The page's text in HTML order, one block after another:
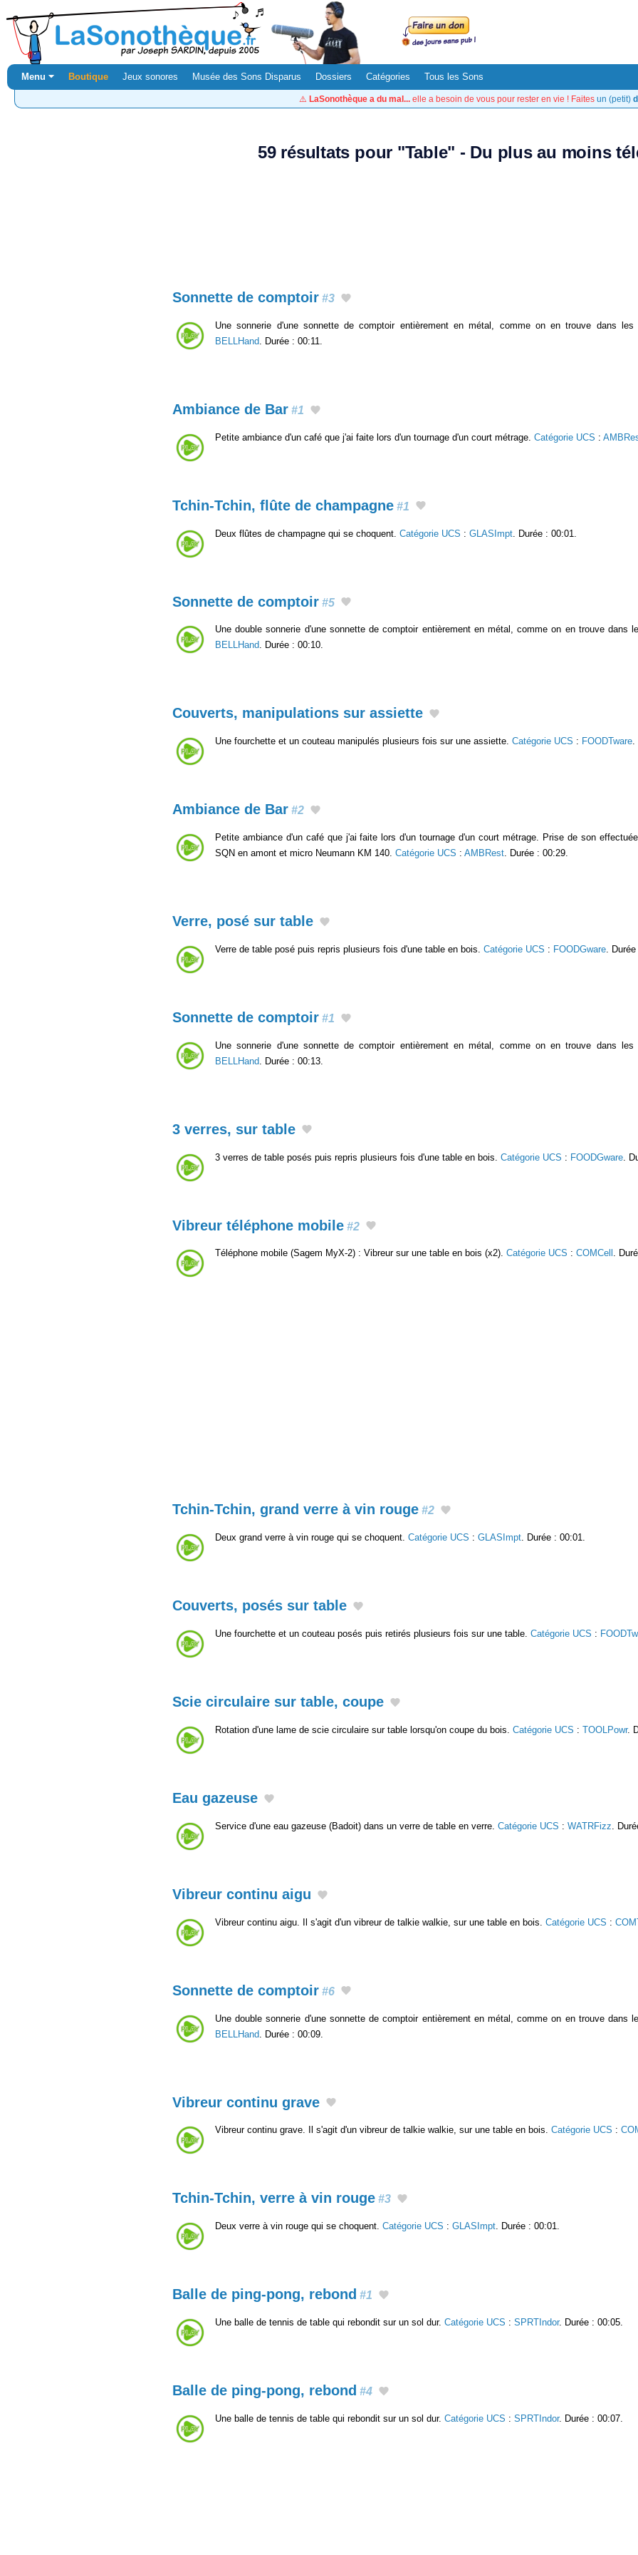
Menu ⏷ Boutique Jeux sonores Musée des Sons Disparus Dossiers Catégories Tous les Sons
⚠️ LaSonothèque a du mal... elle a besoin de vous pour rester en vie ! Faites un (petit)
59 résultats pour "Table" - Du plus au moins
Sonnette de comptoir #3
Une sonnerie d'une sonnette de comptoir entièrement en métal, comme on en trouve dans
BELLHand . Durée : 00:11.
Ambiance de Bar #1
Petite ambiance d'un café que j'ai faite lors d'un tournage d'un court métrage. Catégorie UCS :
Tchin-Tchin, flûte de champagne #1
Deux flûtes de champagne qui se choquent. Catégorie UCS : GLASImpt . Durée : 00:01.
Sonnette de comptoir #5
Une double sonnerie d'une sonnette de comptoir entièrement en métal, comme on en trouve dans
BELLHand. Durée : 00:10.
Couverts, manipulations sur assiette
Une fourchette et un couteau manipulés plusieurs fois sur une assiette. Catégorie UCS : FOODTware.
Ambiance de Bar #2
Petite ambiance d'un café que j'ai faite lors d'un tournage d'un court métrage. Prise de son
SQN en amont et micro Neumann KM 140. Catégorie UCS : AMBRest. Durée : 00:29.
Verre, posé sur table
Verre de table posé puis repris plusieurs fois d'une table en bois. Catégorie UCS : FOODGware .
Sonnette de comptoir #1
Une sonnerie d'une sonnette de comptoir entièrement en métal, comme on en trouve dans
BELLHand . Durée : 00:13.
3 verres, sur table
3 verres de table posés puis repris plusieurs fois d'une table en bois. Catégorie UCS : FOODGware .
Vibreur téléphone mobile #2
Téléphone mobile (Sagem MyX-2) : Vibreur sur une table en bois (x2). Catégorie UCS : COMCell .
Tchin-Tchin, grand verre à vin rouge #2
Deux grand verre à vin rouge qui se choquent. Catégorie UCS : GLASImpt. Durée : 00:01.
Couverts, posés sur table
Une fourchette et un couteau posés puis retirés plusieurs fois sur une table. Catégorie UCS :
Scie circulaire sur table, coupe
Rotation d'une lame de scie circulaire sur table lorsqu'on coupe du bois. Catégorie UCS : TOOLPowr.
Eau gazeuse
Service d'une eau gazeuse (Badoit) dans un verre de table en verre. Catégorie UCS : WATRFizz .
Vibreur continu aigu
Vibreur continu aigu. Il s'agit d'un vibreur de talkie walkie, sur une table en bois. Catégorie UCS :
Sonnette de comptoir #6
Une double sonnerie d'une sonnette de comptoir entièrement en métal, comme on en trouve dans
BELLHand . Durée : 00:09.
Vibreur continu grave
Vibreur continu grave. Il s'agit d'un vibreur de talkie walkie, sur une table en bois. Catégorie UCS :
Tchin-Tchin, verre à vin rouge #3
Deux verre à vin rouge qui se choquent. Catégorie UCS : GLASImpt. Durée : 00:01.
Balle de ping-pong, rebond #1
Une balle de tennis de table qui rebondit sur un sol dur. Catégorie UCS : SPRTIndor. Durée : 00:05.
Balle de ping-pong, rebond #4
Une balle de tennis de table qui rebondit sur un sol dur. Catégorie UCS : SPRTIndor. Durée : 00:07.